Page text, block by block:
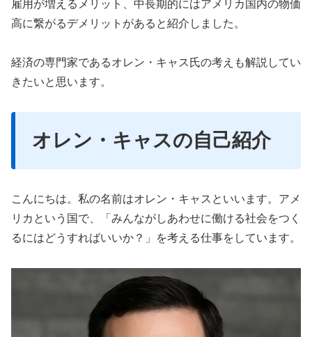
雇用が増えるメリット、中長期的にはアメリカ国内の物価
高に繋がるデメリットがあると紹介しました。
経済の専門家であるオレン・キャス氏の考えも解説してい
きたいと思います。
オレン・キャスの自己紹介
こんにちは。私の名前はオレン・キャスといいます。アメ
リカという国で、「みんながしあわせに働ける社会をつく
るにはどうすればいいか？」を考える仕事をしています。